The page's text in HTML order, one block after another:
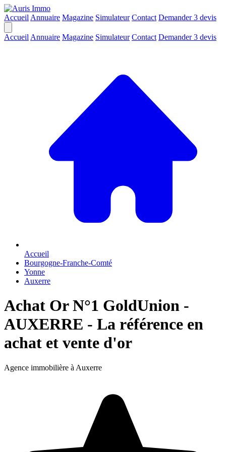
Accueil Annuaire Magazine Simulateur Contact Demander 3 devis
Accueil Annuaire Magazine Simulateur Contact Demander 3 devis
Accueil
Bourgogne-Franche-Comté
Yonne
Auxerre
Achat Or N°1 GoldUnion -
AUXERRE - La référence en
achat et vente d'or
Agence immobilière à Auxerre